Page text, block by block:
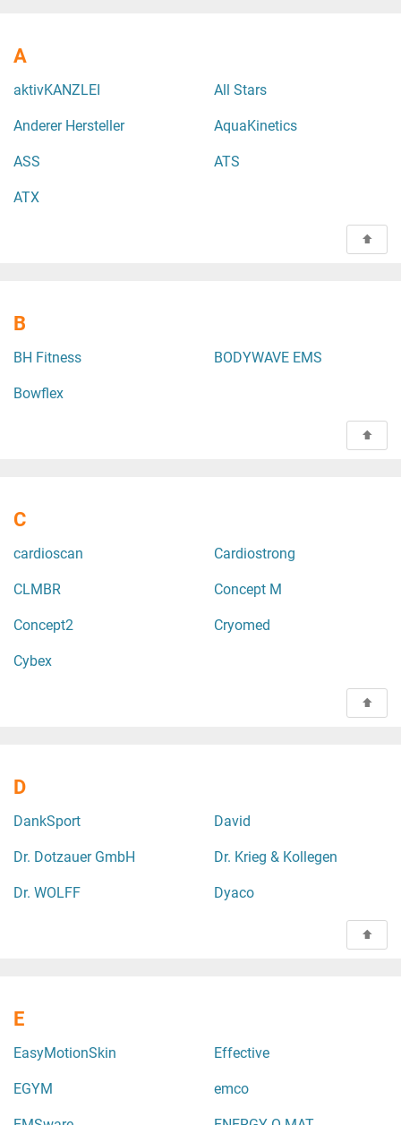
A
aktivKANZLEI All Stars
Anderer Hersteller AquaKinetics
ASS ATS
ATX
B
BH Fitness BODYWAVE EMS
Bowflex
C
cardioscan Cardiostrong
CLMBR Concept M
Concept2 Cryomed
Cybex
D
DankSport David
Dr. Dotzauer GmbH Dr. Krieg & Kollegen
Dr. WOLFF Dyaco
E
EasyMotionSkin Effective
EGYM emco